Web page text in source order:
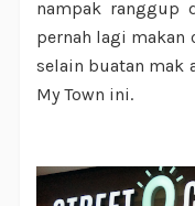
nampak ranggup
pernah lagi makan
selain buatan mak
My Town ini.